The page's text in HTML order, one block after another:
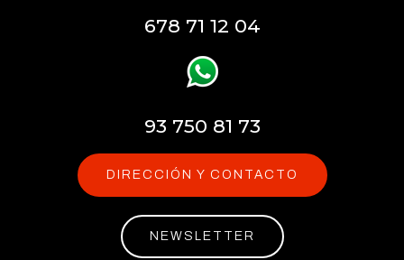
678 71 12 04
93 750 81 73
DIRECCIÓN Y CONTACTO
NEWSLETTER